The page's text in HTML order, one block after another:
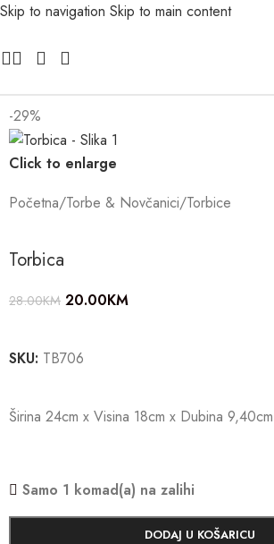
Skip to navigation Skip to main content
-29%
Click to enlarge
Početna/Torbe & Novčanici/Torbice
Torbica
28.00KM 20.00KM
SKU: TB706
Širina 24cm x Visina 18cm x Dubina 9,40cm
Samo 1 komad(a) na zalihi
DODAJ U KOŠARICU